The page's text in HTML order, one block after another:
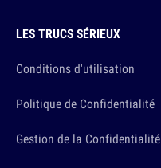
LES TRUCS SÉRIEUX
Conditions d'utilisation
Politique de Confidentialité
Gestion de la Confidentialité